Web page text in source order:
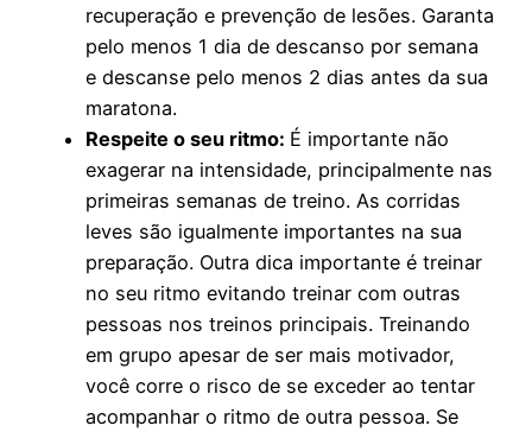
recuperação e prevenção de lesões. Garanta
pelo menos 1 dia de descanso por semana
e descanse pelo menos 2 dias antes da sua
maratona.
Respeite o seu ritmo: É importante não
exagerar na intensidade, principalmente nas
primeiras semanas de treino. As corridas
leves são igualmente importantes na sua
preparação. Outra dica importante é treinar
no seu ritmo evitando treinar com outras
pessoas nos treinos principais. Treinando
em grupo apesar de ser mais motivador,
você corre o risco de se exceder ao tentar
acompanhar o ritmo de outra pessoa. Se